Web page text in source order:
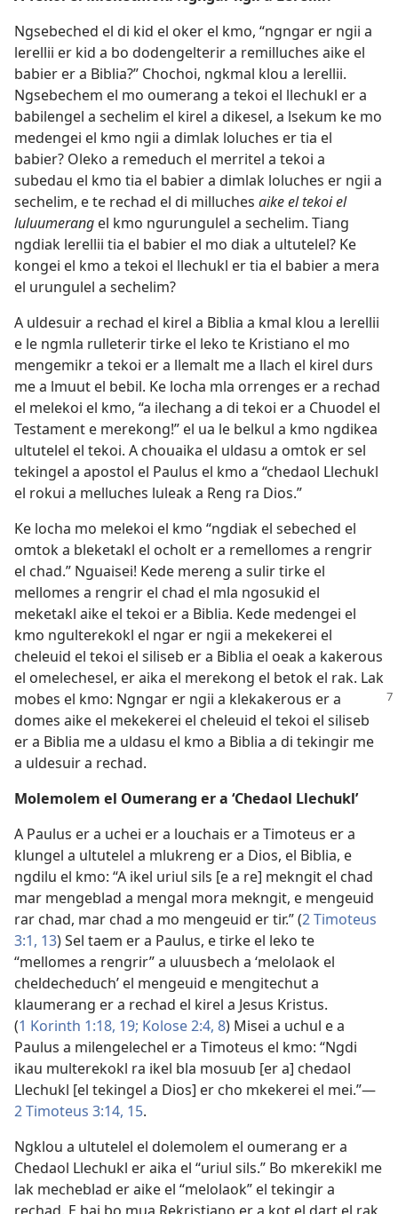
Ngsebeched el di kid el oker el kmo, “ngngar er ngii a
lerellii er kid a bo dodengelterir a remilluches aike el
babier er a Biblia?” Chochoi, ngkmal klou a lerellii.
Ngsebechem el mo oumerang a tekoi el llechukl er a
babilengel a sechelim el kirel a dikesel, a lsekum ke mo
medengei el kmo ngii a dimlak loluches er tia el
babier? Oleko a remeduch el merritel a tekoi a
subedau el kmo tia el babier a dimlak loluches er ngii a
sechelim, e te rechad el di milluches aike el tekoi el
luluumerang el kmo ngurungulel a sechelim. Tiang
ngdiak lerellii tia el babier el mo diak a ultutelel? Ke
kongei el kmo a tekoi el llechukl er tia el babier a mera
el urungulel a sechelim?
A uldesuir a rechad el kirel a Biblia a kmal klou a lerellii
e le ngmla rulleterir tirke el leko te Kristiano el mo
mengemikr a tekoi er a llemalt me a llach el kirel durs
me a lmuut el bebil. Ke locha mla orrenges er a rechad
el melekoi el kmo, “a ilechang a di tekoi er a Chuodel el
Testament e merekong!” el ua le belkul a kmo ngdikea
ultutelel el tekoi. A chouaika el uldasu a omtok er sel
tekingel a apostol el Paulus el kmo a “chedaol Llechukl
el rokui a melluches luleak a Reng ra Dios.”
Ke locha mo melekoi el kmo “ngdiak el sebeched el
omtok a bleketakl el ocholt er a remellomes a rengrir
el chad.” Nguaisei! Kede mereng a sulir tirke el
mellomes a rengrir el chad el mla ngosukid el
meketakl aike el tekoi er a Biblia. Kede medengei el
kmo ngulterekokl el ngar er ngii a mekekerei el
cheleuid el tekoi el siliseb er a Biblia el oeak a kakerous
el omelechesel, er aika el merekong el betok el rak. Lak
mobes el kmo: Ngngar er ngii a klekakerous er a
domes aike el mekekerei el cheleuid el tekoi el siliseb
er a Biblia me a uldasu el kmo a Biblia a di tekingir me
a uldesuir a rechad.
Molemolem el Oumerang er a ‘Chedaol Llechukl’
A Paulus er a uchei er a louchais er a Timoteus er a
klungel a ultutelel a mlukreng er a Dios, el Biblia, e
ngdilu el kmo: “A ikel uriul sils [e a re] mekngit el chad
mar mengeblad a mengal mora mekngit, e mengeuid
rar chad, mar chad a mo mengeuid er tir.” (2 Timoteus
3:1, 13) Sel taem er a Paulus, e tirke el leko te
“mellomes a rengrir” a uluusbech a ‘melolaok el
cheldecheduch’ el mengeuid e mengitechut a
klaumerang er a rechad el kirel a Jesus Kristus.
(1 Korinth 1:18, 19; Kolose 2:4, 8) Misei a uchul e a
Paulus a milengelechel er a Timoteus el kmo: “Ngdi
ikau multerekokl ra ikel bla mosuub [er a] chedaol
Llechukl [el tekingel a Dios] er cho mkekerei el mei.”​—
2 Timoteus 3:14, 15.
Ngklou a ultutelel el dolemolem el oumerang er a
Chedaol Llechukl er aika el “uriul sils.” Bo mkerekikl me
lak mecheblad er aike el “melolaok” el tekingir a